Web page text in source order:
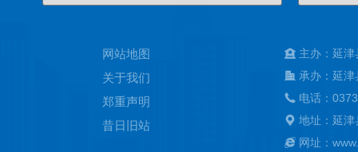
网站地图
关于我们
郑重声明
昔日旧站
主办：延
承办：延
电话：
地址：延
网址：